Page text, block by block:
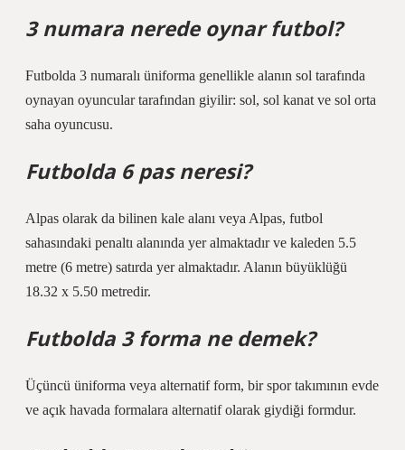
3 numara nerede oynar futbol?
Futbolda 3 numaralı üniforma genellikle alanın sol tarafında
oynayan oyuncular tarafından giyilir: sol, sol kanat ve sol orta
saha oyuncusu.
Futbolda 6 pas neresi?
Alpas olarak da bilinen kale alanı veya Alpas, futbol
sahasındaki penaltı alanında yer almaktadır ve kaleden 5.5
metre (6 metre) satırda yer almaktadır. Alanın büyüklüğü
18.32 x 5.50 metredir.
Futbolda 3 forma ne demek?
Üçüncü üniforma veya alternatif form, bir spor takımının evde
ve açık havada formalara alternatif olarak giydiği formdur.